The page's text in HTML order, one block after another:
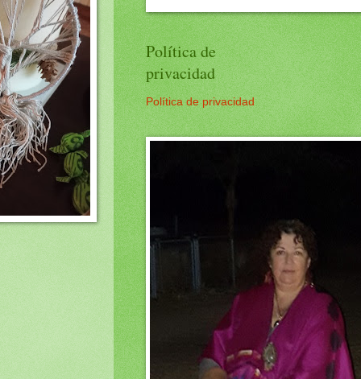
Política de
privacidad
Política de privacidad